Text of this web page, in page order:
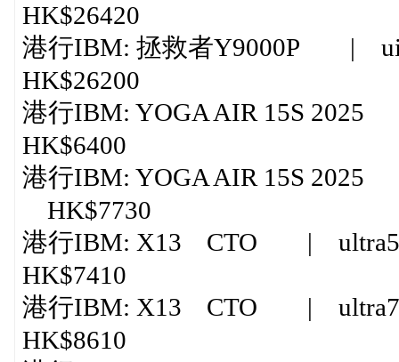
HK$26420
港行IBM: 拯救者Y9000P |
HK$26200
港行IBM: YOGA AIR 15S
HK$6400
港行IBM: YOGA AIR 15S
HK$7730
港行IBM: X13 CTO | ultra5
HK$7410
港行IBM: X13 CTO | ultra7
HK$8610